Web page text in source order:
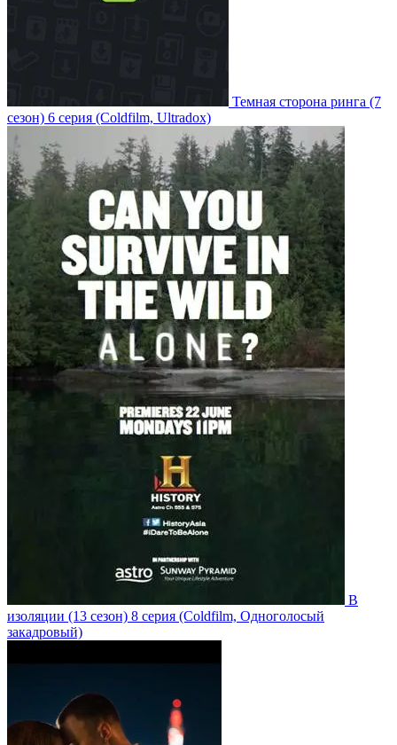
Темная сторона ринга (7
сезон) 6 серия (Coldfilm, Ultradox)
В
изоляции (13 сезон) 8 серия (Coldfilm, Одноголосый
закадровый)